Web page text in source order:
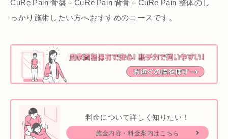
っかり施術したい方へおすすめのコースです。
料金について詳しく知りたい！
施金内容・料金案内はこちら